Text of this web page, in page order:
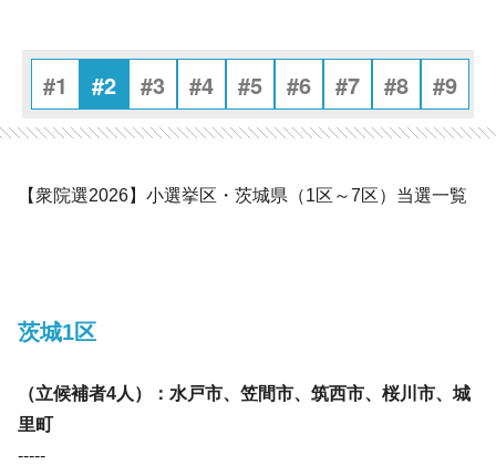
#1 #2 #3 #4 #5 #6 #7 #8 #9
【衆院選2026】小選挙区・茨城県（1区～7区）当選一覧
茨城1区
（立候補者4人）：水戸市、笠間市、筑西市、桜川市、城
里町​
-----